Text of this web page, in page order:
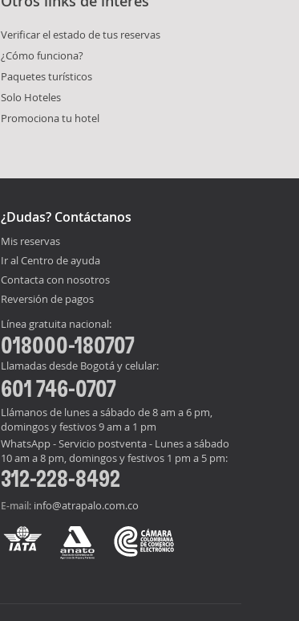
Verificar el estado de tus reservas
¿Cómo funciona?
Paquetes turísticos
Solo Hoteles
Promociona tu hotel
¿Dudas? Contáctanos
Mis reservas
Ir al Centro de ayuda
Contacta con nosotros
Reversión de pagos
Línea gratuita nacional:
018000-180707
Llamadas desde Bogotá y celular:
601 746-0707
Llámanos de lunes a sábado de 8 am a 6 pm,
domingos y festivos 9 am a 1 pm
WhatsApp - Servicio postventa - Lunes a sábado
10 am a 8 pm, domingos y festivos 1 pm a 5 pm:
312-228-8492
E-mail: info@atrapalo.com.co